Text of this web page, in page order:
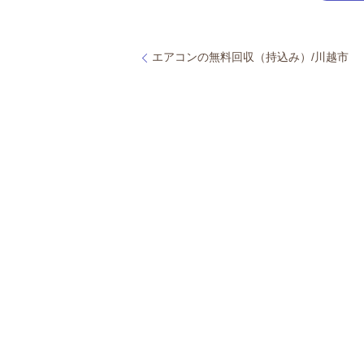
エアコンの無料回収（持込み）/川越市